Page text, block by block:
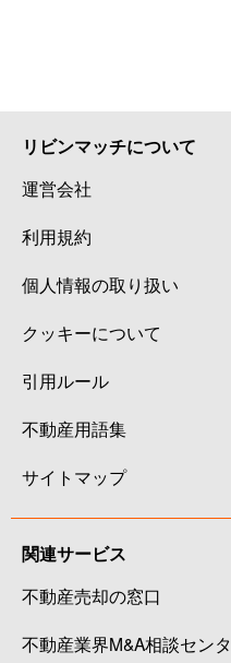
リビンマッチについて
運営会社
利用規約
個人情報の取り扱い
クッキーについて
引用ルール
不動産用語集
サイトマップ
関連サービス
不動産売却の窓口
不動産業界M&A相談センタ